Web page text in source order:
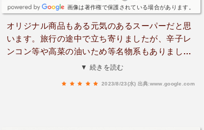
画像は著作権で保護されている場合があります。
オリジナル商品もある元気のあるスーパーだと思
います。旅行の途中で立ち寄りましたが、辛子レ
ンコン等や高菜の油いため等名物系もありまし
た。職場のお土産用に黒棒（ロッキーオリジナル
▼ 続きを読む
2023/8/23(水) 出典:www.google.com